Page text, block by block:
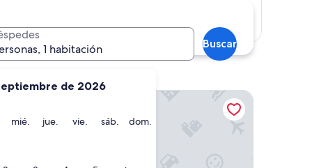
de 2026
martes
mié. miércoles
jue. jueves
vie. viernes
sáb. sábado
dom.
1 habitación
Buscar
Mostrar mapa
Home in Wheat Ridge
Bbq, Hot Tub, Patio, Sunroom + Games!